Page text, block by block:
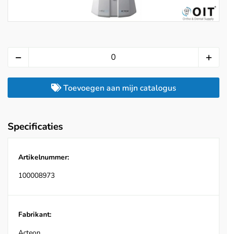
Toevoegen aan mijn catalogus
Specificaties
Artikelnummer:
100008973
Fabrikant: